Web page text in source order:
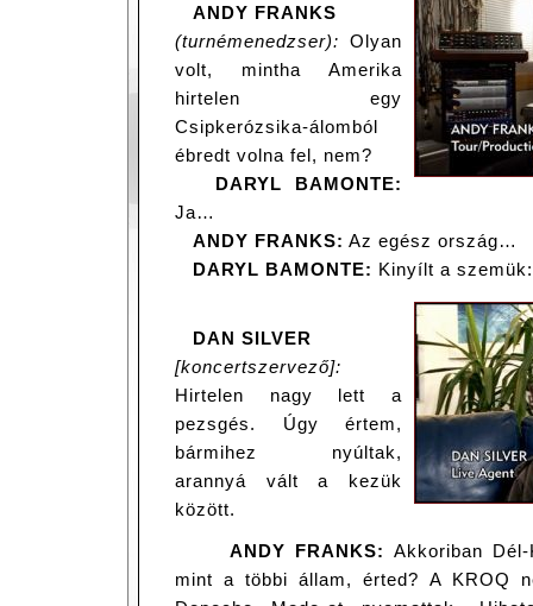
ANDY FRANKS
(turnémenedzser): Olyan
volt, mintha Amerika
hirtelen egy
Csipkerózsika-álomból
ébredt volna fel, nem?
DARYL BAMONTE:
Ja…
ANDY FRANKS: Az egész ország…
DARYL BAMONTE: Kinyílt a
DAN SILVER
[koncertszervező]:
Hirtelen nagy lett a
pezsgés. Úgy értem,
bármihez nyúltak,
arannyá vált a kezük
között.
ANDY FRANKS: Akkoriban
mint a többi állam, érted? A KROQ